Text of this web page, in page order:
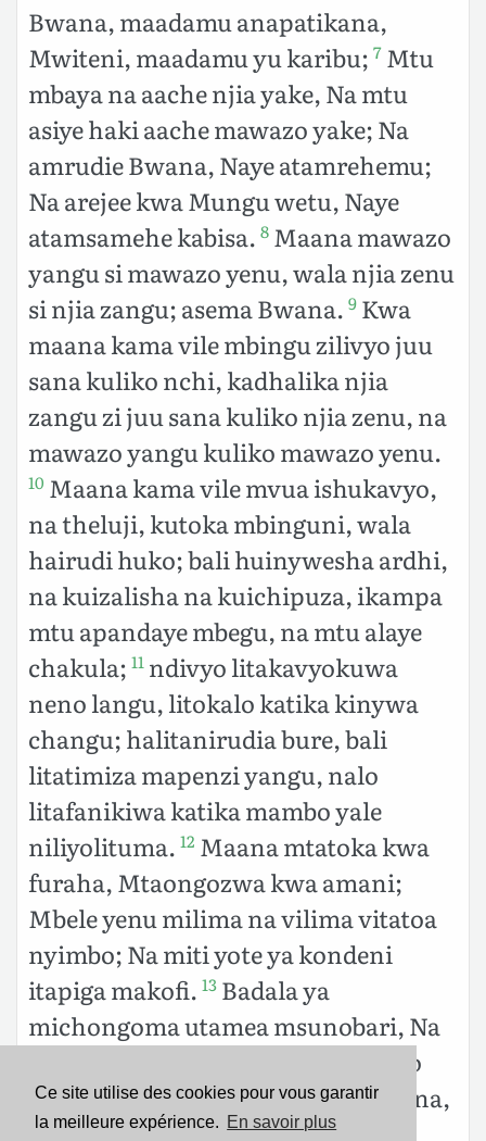
Ce site utilise des cookies pour vous garantir
la meilleure expérience. En savoir plus
Bwana, maadamu anapatikana,
Mwiteni, maadamu yu karibu; 7 Mtu
mbaya na aache njia yake, Na mtu
asiye haki aache mawazo yake; Na
amrudie Bwana, Naye atamrehemu;
Na arejee kwa Mungu wetu, Naye
atamsamehe kabisa. 8 Maana mawazo
yangu si mawazo yenu, wala njia zenu
si njia zangu; asema Bwana. 9 Kwa
maana kama vile mbingu zilivyo juu
sana kuliko nchi, kadhalika njia
zangu zi juu sana kuliko njia zenu, na
mawazo yangu kuliko mawazo yenu.
10 Maana kama vile mvua ishukavyo,
na theluji, kutoka mbinguni, wala
hairudi huko; bali huinywesha ardhi,
na kuizalisha na kuichipuza, ikampa
mtu apandaye mbegu, na mtu alaye
chakula; 11 ndivyo litakavyokuwa
neno langu, litokalo katika kinywa
changu; halitanirudia bure, bali
litatimiza mapenzi yangu, nalo
litafanikiwa katika mambo yale
niliyolituma. 12 Maana mtatoka kwa
furaha, Mtaongozwa kwa amani;
Mbele yenu milima na vilima vitatoa
nyimbo; Na miti yote ya kondeni
itapiga makofi. 13 Badala ya
michongoma utamea msunobari, Na
badala ya mibigili, mhadesi; Jambo
hili litakuwa la kumpatia Bwana jina,
Litakuwa ishara ya milele